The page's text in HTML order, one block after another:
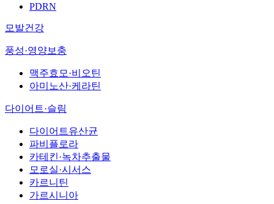
PDRN
모발건강
풍성·영양보충
맥주효모·비오틴
아미노산·케라틴
다이어트·슬림
다이어트유산균
파비플로라
카테킨·녹차추출물
모로실·시서스
카르니틴
가르시니아